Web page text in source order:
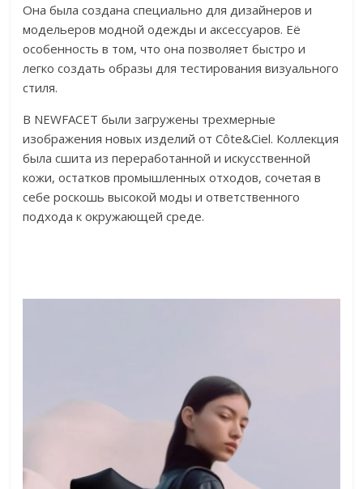
Она была создана специально для дизайнеров и
модельеров модной одежды и аксессуаров. Её
особенность в том, что она позволяет быстро и
легко создать образы для тестирования визуального
стиля.
В NEWFACET были загружены трехмерные
изображения новых изделий от Côte&Ciel. Коллекция
была сшита из переработанной и искусственной
кожи, остатков промышленных отходов, сочетая в
себе роскошь высокой моды и ответственного
подхода к окружающей среде.